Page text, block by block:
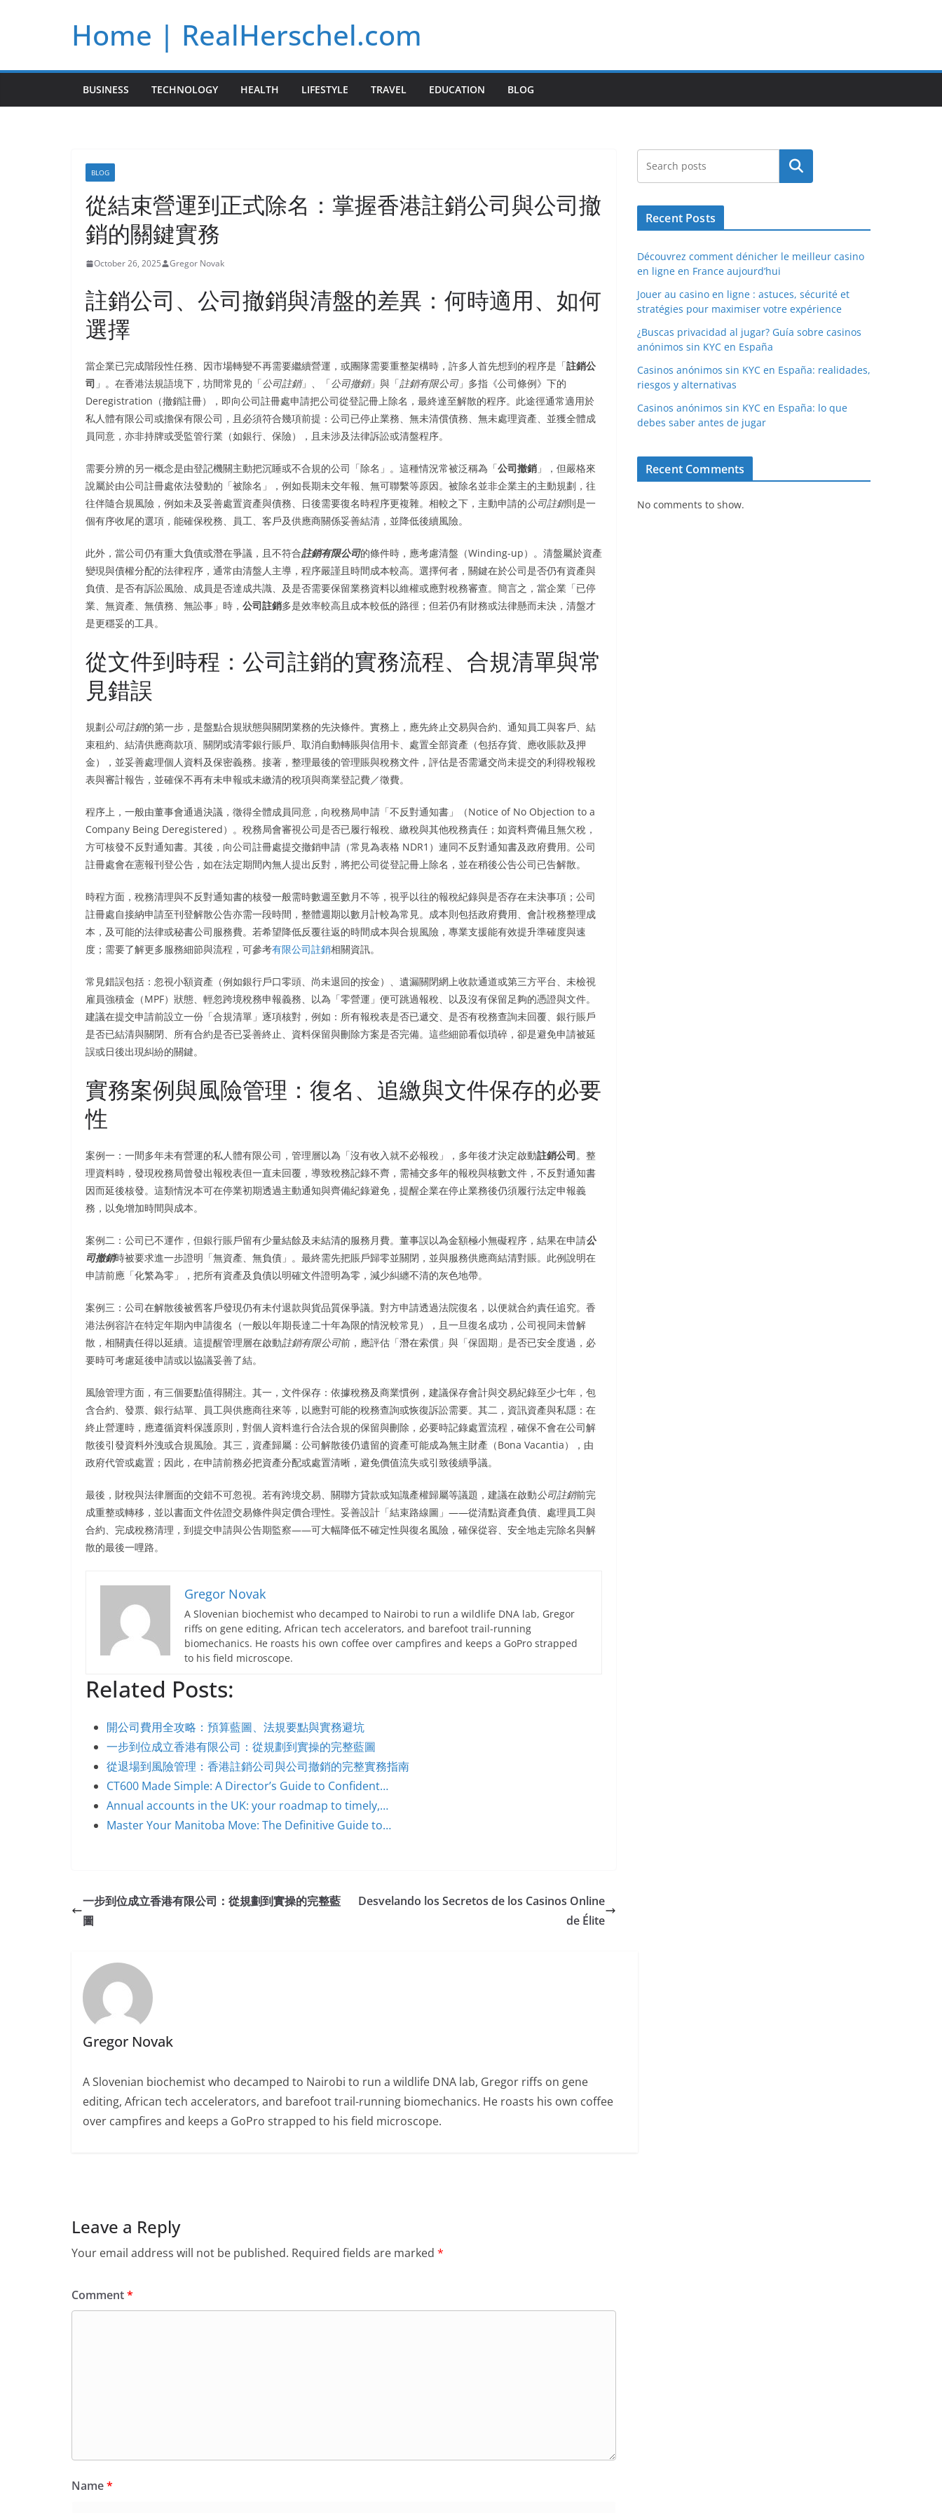
Home | RealHerschel.com
BUSINESS TECHNOLOGY HEALTH LIFESTYLE TRAVEL EDUCATION BLOG
BLOG
從結束營運到正式除名：掌握香港註銷公司與公司撤
銷的關鍵實務
October 26, 2025 Gregor Novak
註銷公司、公司撤銷與清盤的差異：何時適用、如何
選擇
當企業已完成階段性任務、因市場轉變不再需要繼續營運，或團隊需要重整架構時，許多人首先想到的程序是「註銷公
司 」。在香港法規語境下，坊間常見的「公司註銷」、「公司撤銷」與「註銷有限公司」多指《公司條例》下的
Deregistration（撤銷註冊），即向公司註冊處申請把公司從登記冊上除名，最終達至解散的程序。此途徑通常適用於
私人體有限公司或擔保有限公司，且必須符合幾項前提：公司已停止業務、無未清償債務、無未處理資產、並獲全體成
員同意，亦非持牌或受監管行業（如銀行、保險），且未涉及法律訴訟或清盤程序。
需要分辨的另一概念是由登記機關主動把沉睡或不合規的公司「除名」。這種情況常被泛稱為「公司撤銷 」，但嚴格來
說屬於由公司註冊處依法發動的「被除名」，例如長期未交年報、無可聯繫等原因。被除名並非企業主的主動規劃，往
往伴隨合規風險，例如未及妥善處置資產與債務、日後需要復名時程序更複雜。相較之下，主動申請的公司註銷則是一
個有序收尾的選項，能確保稅務、員工、客戶及供應商關係妥善結清，並降低後續風險。
此外，當公司仍有重大負債或潛在爭議，且不符合註銷有限公司的條件時，應考慮清盤（Winding-up）。清盤屬於資產
變現與債權分配的法律程序，通常由清盤人主導，程序嚴謹且時間成本較高。選擇何者，關鍵在於公司是否仍有資產與
負債、是否有訴訟風險、成員是否達成共識、及是否需要保留業務資料以維權或應對稅務審查。簡言之，當企業「已停
業、無資產、無債務、無訟事」時， 公司註銷多是效率較高且成本較低的路徑；但若仍有財務或法律懸而未決，清盤才
是更穩妥的工具。
從文件到時程：公司註銷的實務流程、合規清單與常
見錯誤
規劃公司註銷的第一步，是盤點合規狀態與關閉業務的先決條件。實務上，應先終止交易與合約、通知員工與客戶、結
束租約、結清供應商款項、關閉或清零銀行賬戶、取消自動轉賬與信用卡、處置全部資產（包括存貨、應收賬款及押
金），並妥善處理個人資料及保密義務。接著，整理最後的管理賬與稅務文件，評估是否需遞交尚未提交的利得稅報稅
表與審計報告，並確保不再有未申報或未繳清的稅項與商業登記費／徵費。
程序上，一般由董事會通過決議，徵得全體成員同意，向稅務局申請「不反對通知書」（Notice of No Objection to a
Company Being Deregistered）。稅務局會審視公司是否已履行報稅、繳稅與其他稅務責任；如資料齊備且無欠稅，
方可核發不反對通知書。其後，向公司註冊處提交撤銷申請（常見為表格 NDR1）連同不反對通知書及政府費用。公司
註冊處會在憲報刊登公告，如在法定期間內無人提出反對，將把公司從登記冊上除名，並在稍後公告公司已告解散。
時程方面，稅務清理與不反對通知書的核發一般需時數週至數月不等，視乎以往的報稅紀錄與是否存在未決事項；公司
註冊處自接納申請至刊登解散公告亦需一段時間，整體週期以數月計較為常見。成本則包括政府費用、會計稅務整理成
本，及可能的法律或秘書公司服務費。若希望降低反覆往返的時間成本與合規風險，專業支援能有效提升準確度與速
度；需要了解更多服務細節與流程，可參考有限公司註銷相關資訊。
常見錯誤包括：忽視小額資產（例如銀行戶口零頭、尚未退回的按金）、遺漏關閉網上收款通道或第三方平台、未檢視
雇員強積金（MPF）狀態、輕忽跨境稅務申報義務、以為「零營運」便可跳過報稅、以及沒有保留足夠的憑證與文件。
建議在提交申請前設立一份「合規清單」逐項核對，例如：所有報稅表是否已遞交、是否有稅務查詢未回覆、銀行賬戶
是否已結清與關閉、所有合約是否已妥善終止、資料保留與刪除方案是否完備。這些細節看似瑣碎，卻是避免申請被延
誤或日後出現糾紛的關鍵。
實務案例與風險管理：復名、追繳與文件保存的必要
性
案例一：一間多年未有營運的私人體有限公司，管理層以為「沒有收入就不必報稅」，多年後才決定啟動註銷公司。整
理資料時，發現稅務局曾發出報稅表但一直未回覆，導致稅務記錄不齊，需補交多年的報稅與核數文件，不反對通知書
因而延後核發。這類情況本可在停業初期透過主動通知與齊備紀錄避免，提醒企業在停止業務後仍須履行法定申報義
務，以免增加時間與成本。
案例二：公司已不運作，但銀行賬戶留有少量結餘及未結清的服務月費。董事誤以為金額極小無礙程序，結果在申請公
司撤銷時被要求進一步證明「無資產、無負債」。最終需先把賬戶歸零並關閉，並與服務供應商結清對賬。此例說明在
申請前應「化繁為零」，把所有資產及負債以明確文件證明為零，減少糾纏不清的灰色地帶。
案例三：公司在解散後被舊客戶發現仍有未付退款與貨品質保爭議。對方申請透過法院復名，以便就合約責任追究。香
港法例容許在特定年期內申請復名（一般以年期長達二十年為限的情況較常見），且一旦復名成功，公司視同未曾解
散，相關責任得以延續。這提醒管理層在啟動註銷有限公司前，應評估「潛在索償」與「保固期」是否已安全度過，必
要時可考慮延後申請或以協議妥善了結。
風險管理方面，有三個要點值得關注。其一，文件保存：依據稅務及商業慣例，建議保存會計與交易紀錄至少七年，包
含合約、發票、銀行結單、員工與供應商往來等，以應對可能的稅務查詢或恢復訴訟需要。其二，資訊資產與私隱：在
終止營運時，應遵循資料保護原則，對個人資料進行合法合規的保留與刪除，必要時記錄處置流程，確保不會在公司解
散後引發資料外洩或合規風險。其三，資產歸屬：公司解散後仍遺留的資產可能成為無主財產（Bona Vacantia），由
政府代管或處置；因此，在申請前務必把資產分配或處置清晰，避免價值流失或引致後續爭議。
最後，財稅與法律層面的交錯不可忽視。若有跨境交易、關聯方貸款或知識產權歸屬等議題，建議在啟動公司註銷前完
成重整或轉移，並以書面文件佐證交易條件與定價合理性。妥善設計「結束路線圖」——從清點資產負債、處理員工與
合約、完成稅務清理，到提交申請與公告期監察——可大幅降低不確定性與復名風險，確保從容、安全地走完除名與解
散的最後一哩路。
Gregor Novak
A Slovenian biochemist who decamped to Nairobi to run a wildlife DNA lab, Gregor
riffs on gene editing, African tech accelerators, and barefoot trail-running
biomechanics. He roasts his own coffee over campfires and keeps a GoPro strapped
to his field microscope.
Related Posts:
開公司費用全攻略：預算藍圖、法規要點與實務避坑
一步到位成立香港有限公司：從規劃到實操的完整藍圖
從退場到風險管理：香港註銷公司與公司撤銷的完整實務指南
CT600 Made Simple: A Director’s Guide to Confident…
Annual accounts in the UK: your roadmap to timely,…
Master Your Manitoba Move: The Definitive Guide to…
一步到位成立香港有限公司：從規劃到實操的完整藍
圖
Desvelando los Secretos de los Casinos Online
de Élite
Gregor Novak
A Slovenian biochemist who decamped to Nairobi to run a wildlife DNA lab, Gregor riffs on gene
editing, African tech accelerators, and barefoot trail-running biomechanics. He roasts his own coffee
over campfires and keeps a GoPro strapped to his field microscope.
Leave a Reply
Your email address will not be published. Required fields are marked *
Comment*
Name*
Search
Recent Posts
Découvrez comment dénicher le meilleur casino
en ligne en France aujourd’hui
Jouer au casino en ligne : astuces, sécurité et
stratégies pour maximiser votre expérience
¿Buscas privacidad al jugar? Guía sobre casinos
anónimos sin KYC en España
Casinos anónimos sin KYC en España: realidades,
riesgos y alternativas
Casinos anónimos sin KYC en España: lo que
debes saber antes de jugar
Recent Comments
No comments to show.